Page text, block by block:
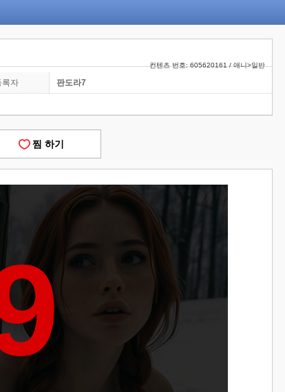
컨텐츠 번호: 605620161 / 애니>일반
록자 판도라7
찜 하기